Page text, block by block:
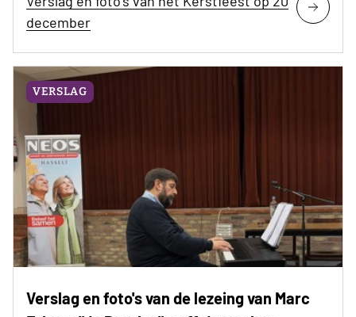
december
VERSLAG
Verslag en foto's van de lezeing van Marc